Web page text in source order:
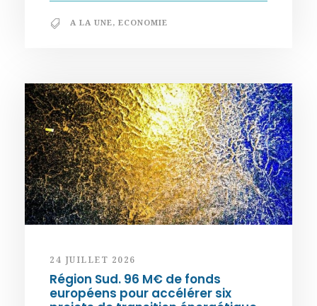
A LA UNE, ECONOMIE
24 JUILLET 2026
Région Sud. 96 M€ de fonds
européens pour accélérer six